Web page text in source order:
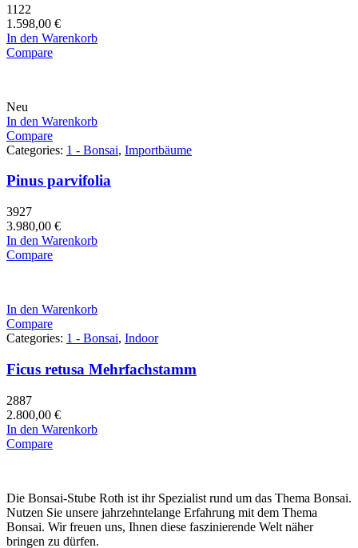
1122
1.598,00 €
In den Warenkorb
Compare
Neu
In den Warenkorb
Compare
Categories: 1 - Bonsai, Importbäume
Pinus parvifolia
3927
3.980,00 €
In den Warenkorb
Compare
In den Warenkorb
Compare
Categories: 1 - Bonsai, Indoor
Ficus retusa Mehrfachstamm
2887
2.800,00 €
In den Warenkorb
Compare
Die Bonsai-Stube Roth ist ihr Spezialist rund um das Thema Bonsai.
Nutzen Sie unsere jahrzehntelange Erfahrung mit dem Thema
Bonsai. Wir freuen uns, Ihnen diese faszinierende Welt näher
bringen zu dürfen.